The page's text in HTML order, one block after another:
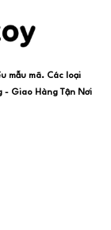
mẫu mã. Các loại
- Giao Hàng Tận Nơi